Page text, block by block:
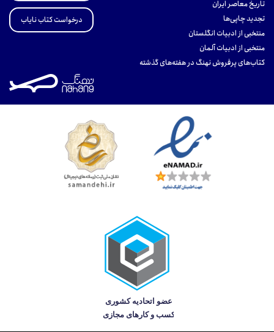
تاریخ معاصر ایران
تجدید چاپی‌ها
منتخبی از ادبیات انگلستان
منتخبی از ادبیات آلمان
کتاب‌های پرفروش نهنگ در هفته‌های گذشته
درخواست کتاب نایاب